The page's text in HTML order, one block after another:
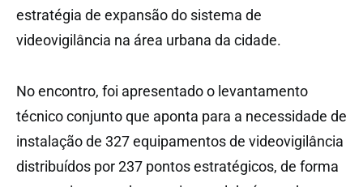
estratégia de expansão do sistema de
videovigilância na área urbana da cidade.
No encontro, foi apresentado o levantamento
técnico conjunto que aponta para a necessidade de
instalação de 327 equipamentos de videovigilância
distribuídos por 237 pontos estratégicos, de forma